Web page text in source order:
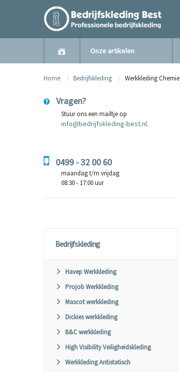
Onze artikelen
Home Bedrijfskleding Werkkleding Chemie
Vragen?
Stuur ons een mailtje op
info@bedrijfskleding-best.nl.
0499 - 32 00 60
maandag t/m vrijdag
08:30 - 17:00 uur
Bedrijfskleding
Havep Werkkleding
Projob Werkkleding
Mascot werkkleding
Dickies werkkleding
B&C werkkleding
High Visibility Veiligheidskleding
Werkkleding Antistatisch